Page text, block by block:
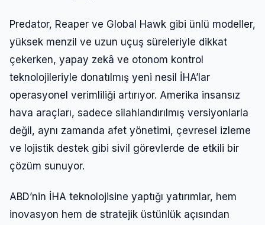
Predator, Reaper ve Global Hawk gibi ünlü modeller,
yüksek menzil ve uzun uçuş süreleriyle dikkat
çekerken, yapay zekâ ve otonom kontrol
teknolojileriyle donatılmış yeni nesil İHA’lar
operasyonel verimliliği artırıyor. Amerika insansız
hava araçları, sadece silahlandırılmış versiyonlarla
değil, aynı zamanda afet yönetimi, çevresel izleme
ve lojistik destek gibi sivil görevlerde de etkili bir
çözüm sunuyor.
ABD’nin İHA teknolojisine yaptığı yatırımlar, hem
inovasyon hem de stratejik üstünlük açısından